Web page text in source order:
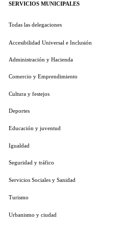
SERVICIOS MUNICIPALES
Todas las delegaciones
Accesibilidad Universal e Inclusión
Administración y Hacienda
Comercio y Emprendimiento
Cultura y festejos
Deportes
Educación y juventud
Igualdad
Seguridad y tráfico
Servicios Sociales y Sanidad
Turismo
Urbanismo y ciudad